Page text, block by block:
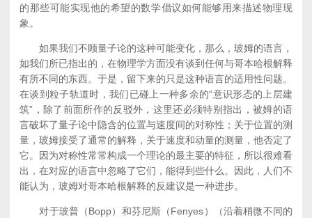
的那些可能实现他的希望的数学倡议如何能够用来描述物理现
象。
如果我们不顾量子论的这种可能变化，那么，玻姆的语言，
如我们所已指出的，在物理学方面没有谈到任何与哥本哈根解释
有所不同的东西。于是，留下来的只是这种语言的适用性问题。
在谈到粒子轨道时，我们已碰上一种多余的“意识形态的上层建
筑”，除了前面所作的反驳外，这里还必须特别指出，被姆的语
言破坏了量子论中隐含的位置与速度间的对称性；关于位置的测
量，玻姆接受了通常的解释，关于速度和动量的测量，他否定了
它。因为对称性常常构成一个理论的最主要的特征，所以很难看
出，在对应的语言中忽略了它们，能得到些什么。因此，人们不
能认为，玻姆对哥本哈根解释的反建议是一种进步。
对于玻普（Bopp）和芬尼斯（Fenyes）（沿着稍微不同的